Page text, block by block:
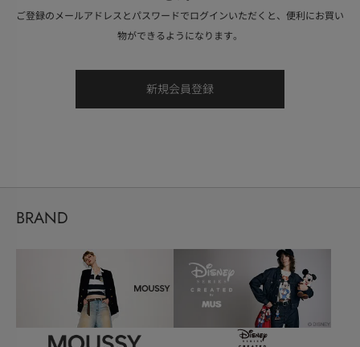
ご登録のメールアドレスとパスワードでログインいただくと、便利にお買い
物ができるようになります。
BRAND